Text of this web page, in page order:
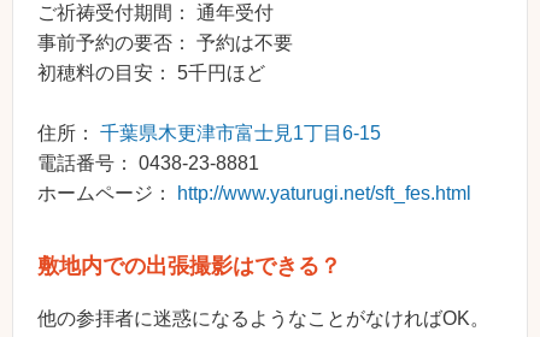
ご祈祷受付期間： 通年受付
事前予約の要否： 予約は不要
初穂料の目安： 5千円ほど
住所： 千葉県木更津市富士見1丁目6-15
電話番号： 0438-23-8881
ホームページ：
http://www.yaturugi.net/sft_fes.html
敷地内での出張撮影はできる？
他の参拝者に迷惑になるようなことがなければOK。